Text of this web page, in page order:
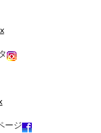
ージ